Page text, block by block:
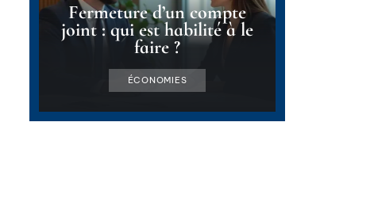
Fermeture d’un compte
joint : qui est habilité à le
faire ?
ÉCONOMIES